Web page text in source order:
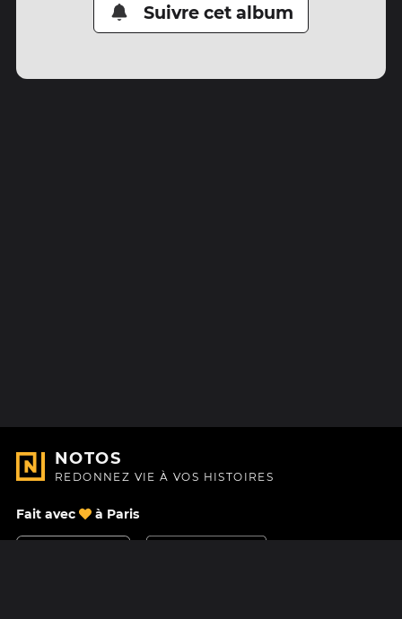
Suivre cet album
NOTOS
REDONNEZ VIE À VOS HISTOIRES
Fait avec à Paris